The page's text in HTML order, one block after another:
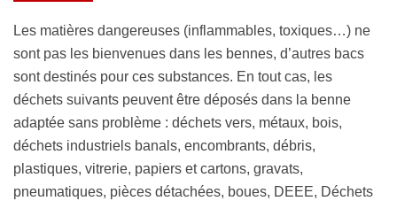
Les matières dangereuses (inflammables, toxiques…) ne
sont pas les bienvenues dans les bennes, d’autres bacs
sont destinés pour ces substances. En tout cas, les
déchets suivants peuvent être déposés dans la benne
adaptée sans problème : déchets vers, métaux, bois,
déchets industriels banals, encombrants, débris,
plastiques, vitrerie, papiers et cartons, gravats,
pneumatiques, pièces détachées, boues, DEEE, Déchets